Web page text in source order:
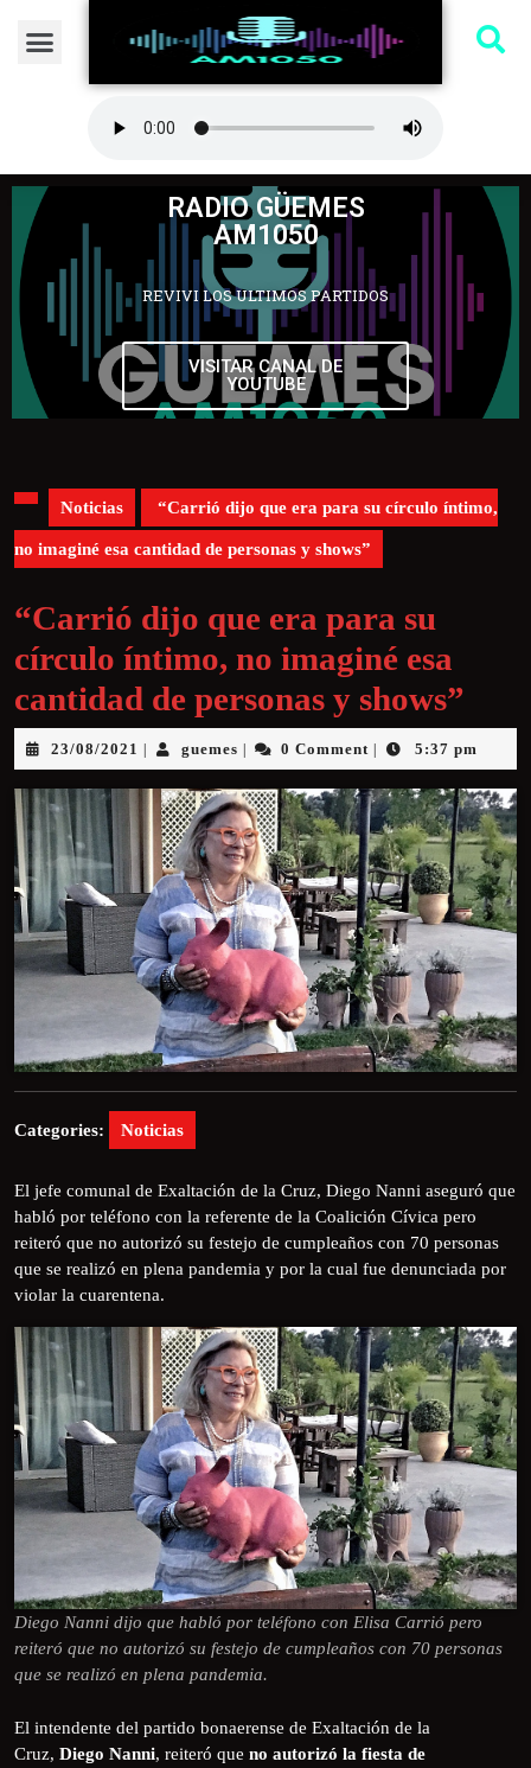
RADIO GÜEMES
AM1050
REVIVI LOS ULTIMOS PARTIDOS
VISITAR CANAL DE
YOUTUBE
Noticias “Carrió dijo que era para su círculo íntimo,
no imaginé esa cantidad de personas y shows”
“Carrió dijo que era para su
círculo íntimo, no imaginé esa
cantidad de personas y shows”
23/08/2021 guemes 0 Comment 5:37 pm
Categories: Noticias
El jefe comunal de Exaltación de la Cruz, Diego Nanni aseguró que
habló por teléfono con la referente de la Coalición Cívica pero
reiteró que no autorizó su festejo de cumpleaños con 70 personas
que se realizó en plena pandemia y por la cual fue denunciada por
violar la cuarentena.
Diego Nanni dijo que habló por teléfono con Elisa Carrió pero
reiteró que no autorizó su festejo de cumpleaños con 70 personas
que se realizó en plena pandemia.
El intendente del partido bonaerense de Exaltación de la
Cruz, Diego Nanni, reiteró que no autorizó la fiesta de